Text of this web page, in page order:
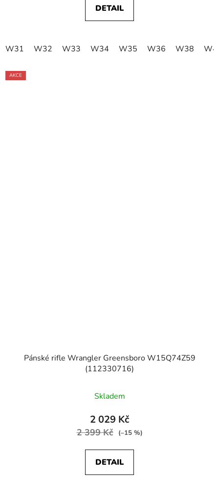
DETAIL
W31 W32 W33 W34 W35 W36 W38
AKCE
Pánské rifle Wrangler Greensboro W15Q74Z59
(112330716)
Skladem
2 029 Kč
2 399 Kč (–15 %)
DETAIL